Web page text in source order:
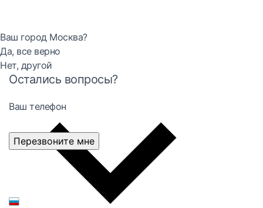
Ваш город Москва?
Да, все верно
Нет, другой
Остались вопросы?
Ваш телефон
Перезвоните мне